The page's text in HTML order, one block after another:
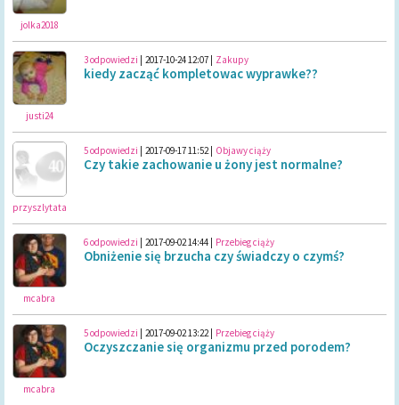
jolka2018
justi24
3 odpowiedzi 2017-10-24 12:07 Zakupy
kiedy zacząć kompletowac wyprawke??
przyszlytata
5 odpowiedzi 2017-09-17 11:52 Objawy ciąży
Czy takie zachowanie u żony jest normalne?
mcabra
6 odpowiedzi | 2017-09-02 14:44 | Przebieg ciąży
Obniżenie się brzucha czy świadczy o czymś?
mcabra
5 odpowiedzi | 2017-09-02 13:22| Przebieg ciąży
Oczyszczanie się organizmu przed porodem?